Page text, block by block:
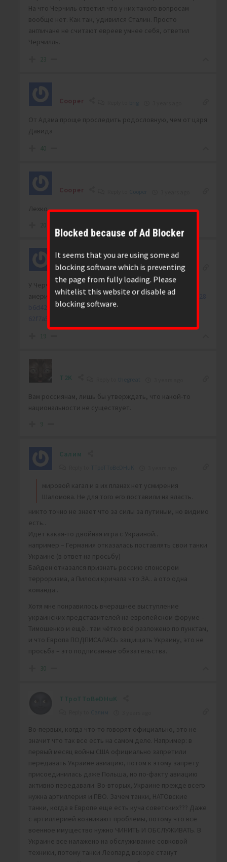
На что Черчиль ответил что у них такого вопросам
вообще нет. Как так, удивился Сталин. Просто
англичане не считают евреев умнее себя, ответил
Черчилль.
23
Cooper
От Адама проще проследить родословную, чем от царя
Давида
40
Cooper
Лехко
20
thegreat Reply tobrig 3 years ago
У Черчилля мать была …
американкой..https://zen.yandex.ru/media/id/60202aae28
b6d426f660f3aa/kem-byla-mat-uinstona-cherchillia-
19
T2K
Вам россиянам, лишь бы утверждать, что какой-то
национальности не существует.
9
Салим
мировой кагал и в их планах нет усмирения
Шаломова. Не для того его поставили на власть.
никто точно не знает что за силы за путиным, но видимо
есть..
Идёт какая-то двойная игра с Украиной..
например – Германия отказалась поставлять свои танки
Украине (в ответ на просьбу)
Байден отказался признать россию спонсором
терроризма, а Пилоси кричала что ЗА.. а ото одна
команда..
Хотя мне понравилось вчерашнее выступление
украинских представителей на европейском форуме –
Тимошенко и ещё.. там чётко всё разложено по пунктам,
и что Европа ПОДПИСАЛАСЬ защищать Украину, это не
просьба – это подписанные обязательства.
30
TTpoTToBeDHuK
Во-первых, когда что-то говорят официально, это не
значит что так все есть на самом деле. Например: в
первый месяц войны США официально запретили
передавать Украине авиацию, потом к этому запрету
присоединилась даже Польша, но по-факту авиацию
активно передавали. Во-вторых, Украине прежде всего
нужна артиллерия и ПВО. Зачем танки, НАТОвские
танки, когда в Европе еще есть куча советских??? Даже
с артиллерией возникают проблемы, потому что все
военное имущество нужно ЧИНИТЬ И ОБСЛУЖИВАТЬ. В
Украине все налажено на обслуживание совковой
техники, потому танки Леопард вскоре станут
Blocked because of Ad Blocker
It seems that you are using some ad
blocking software which is preventing
the page from fully loading. Please
whitelist this website or disable ad
blocking software.